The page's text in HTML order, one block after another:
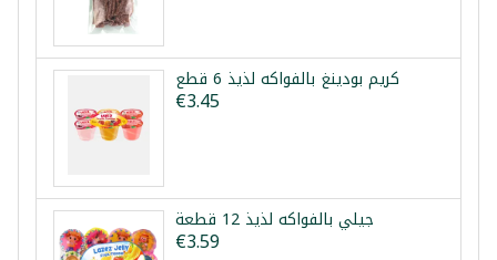
كريم بودينغ بالفواكه لذيذ 6 قطع
€3.45
جيلي بالفواكه لذيذ 12 قطعة
€3.59